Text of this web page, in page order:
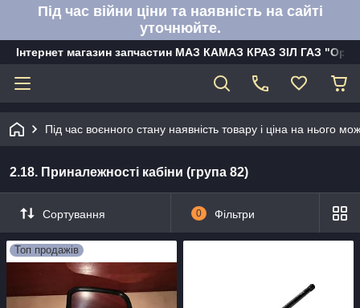
Під час війни ціни та наявність на сайті
уточнюйте.
Інтернет магазин запчастин МАЗ КАМАЗ КРАЗ ЗІЛ ГАЗ
Під час воєнного стану наявність товару і ціна на нього
2.18. Приналежності кабіни (група 82)
Сортування 0 Фільтри
Топ продажів